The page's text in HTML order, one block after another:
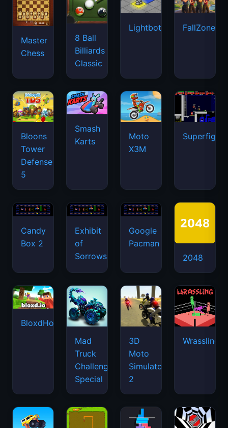
Master
Chess
8 Ball
Billiards
Classic
Lightbot FallZone.io
Bloons
Tower
Defense
5
Smash
Karts
Moto
X3M
Candy
Box 2
Exhibit
of
Sorrows
Google
Pacman
2048
BloxdHop.io
Mad
Truck
Challenge
Special
3D
Moto
Simulator
2
Wrassling